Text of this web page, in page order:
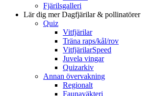
Fjärilsgalleri
Lär dig merDagfjärilar & pollinatörer
Quiz
Vitfjärilar
Träna raps/kål/rov
VitfjärilarSpeed
Juvela vingar
Quizarkiv
Annan övervakning
Regionalt
Faunaväkteri